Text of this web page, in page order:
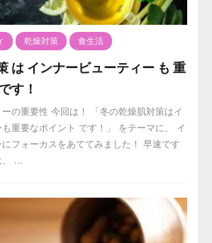
乾燥対策 食生活
は インナービューティー も 重
す！
の重要性 今回は！ 「冬の乾燥肌対策はイ
重要なポイント です！」 をテーマに、 イ
フォーカスをあててみました！ 早速です
...